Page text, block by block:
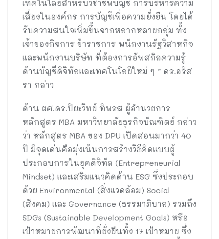
เทคโนโลยีสำหรับวิชาชีพบัญชี การบริหารความ
เสี่ยงในองค์กร การบัญชีเพื่อความยั่งยืน โดยได้
รับความสนใจเพิ่มขึ้นจากหลากหลายกลุ่ม ทั้ง
เจ้าของกิจการ ข้าราชการ พนักงานรัฐวิสาหกิจ
และพนักงานบริษัท ที่ต้องการอัพสกิลความรู้
ด้านบัญชีดิจิทัลและเทคโนโลยีใหม่ ๆ ” ดร.อริส
รา กล่าว
ด้าน ผศ.ดร.ปิยะวิทย์ ทิพรส ผู้อำนวยการ
หลักสูตร MBA มหาวิทยาลัยธุรกิจบัณฑิตย์ กล่าว
ว่า หลักสูตร MBA ของ DPU เปิดสอนมากว่า 40
ปี มีจุดเด่นคือมุ่งเน้นการสร้างวิธีคิดแบบผู้
ประกอบการในยุคดิจิทัล (Entrepreneurial
Mindset) และเสริมแนวคิดด้าน ESG ซึ่งประกอบ
ด้วย Environmental (สิ่งแวดล้อม) Social
(สังคม) และ Governance (ธรรมาภิบาล) รวมถึง
SDGs (Sustainable Development Goals) หรือ
เป้าหมายการพัฒนาที่ยั่งยืนทั้ง 17 เป้าหมาย ซึ่ง